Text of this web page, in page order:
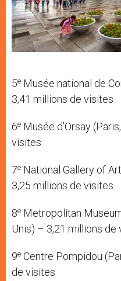
5e Musée national de
3,41 millions de visites
6e Musée d’Orsay
visites
7e National Gallery of
3,25 millions de visites
8e Metropolitan
Unis) – 3,21 millions de
9e Centre Pompidou
de visites